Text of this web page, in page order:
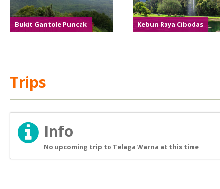
Bukit Gantole Puncak Kebun Raya Cibodas
Trips
Info
No upcoming trip to Telaga Warna at this time